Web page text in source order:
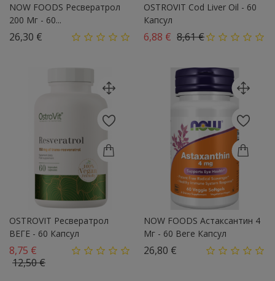
NOW FOODS Ресвератрол
200 Мг - 60...
26,30 €
OSTROVIT Cod Liver Oil - 60
Капсул
6,88 € Базовая цена
8,61 €Цена
OSTROVIT Ресвератрол
ВЕГЕ - 60 Капсул
8,75 € Базовая цена
12,50 €Цена
NOW FOODS Астаксантин 4
Мг - 60 Веге Капсул
26,80 €